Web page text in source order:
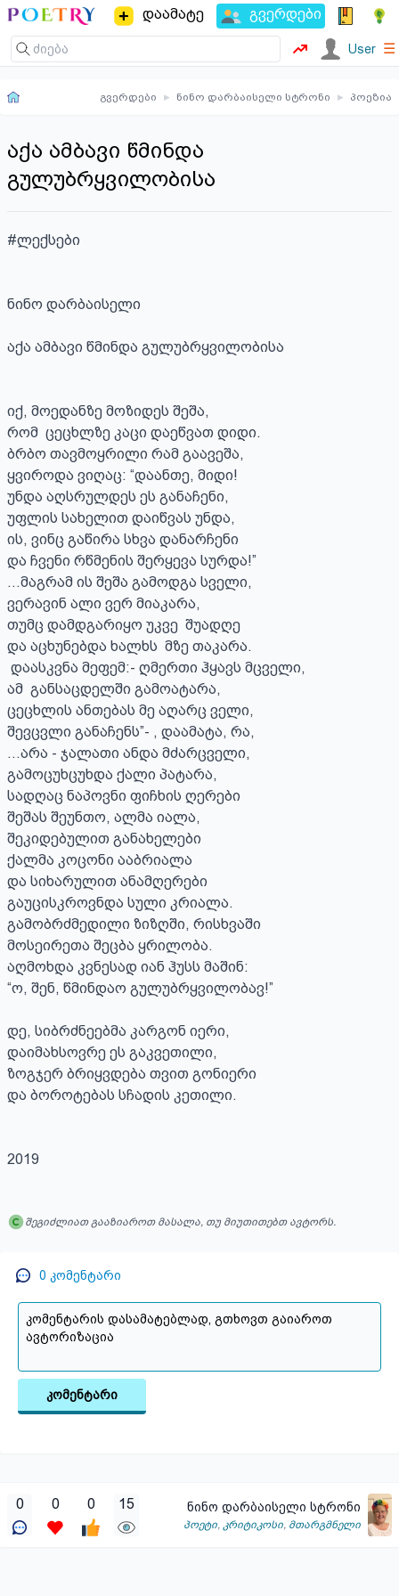
დაამატე გვერდები
User ☰
გვერდები ▸ ნინო დარბაისელი სტრონი ▸ პოეზია
აქა ამბავი წმინდა
გულუბრყვილობისა
#ლექსები
ნინო დარბაისელი
აქა ამბავი წმინდა გულუბრყვილობისა
იქ, მოედანზე მოზიდეს შეშა,
რომ  ცეცხლზე კაცი დაეწვათ დიდი.
ბრბო თავმოყრილი რამ გაავეშა,
ყვიროდა ვიღაც: “დაანთე, მიდი!
უნდა აღსრულდეს ეს განაჩენი,
უფლის სახელით დაიწვას უნდა,
ის, ვინც გაწირა სხვა დანარჩენი
და ჩვენი რწმენის შერყევა სურდა!”
...მაგრამ ის შეშა გამოდგა სველი,
ვერავინ ალი ვერ მიაკარა,
თუმც დამდგარიყო უკვე  შუადღე
და აცხუნებდა ხალხს  მზე თაკარა.
ამ  განსაცდელში გამოატარა,
ცეცხლის ანთებას მე აღარც ველი,
შევცვლი განაჩენს”- , დაამატა, რა,
...არა - ჯალათი ანდა მძარცველი,
გამოცუხცუხდა ქალი პატარა,
სადღაც ნაპოვნი ფიჩხის ღერები
შეშას შეუნთო, ალმა იალა,
შეკიდებულით განახელები
ქალმა კოცონი ააბრიალა
და სიხარულით ანამღერები
გაუცისკროვნდა სული კრიალა.
გამობრძმედილი ზიზღში, რისხვაში
მოსეირეთა შეცბა ყრილობა.
აღმოხდა კვნესად იან ჰუსს მაშინ:
“ო, შენ, წმინდაო გულუბრყვილობავ!”
დე, სიბრძნეებმა კარგონ იერი,
დაიმახსოვრე ეს გაკვეთილი,
ზოგჯერ ბრიყვდება თვით გონიერი
და ბოროტებას სჩადის კეთილი.
2019
შეგიძლიათ გააზიაროთ მასალა, თუ მიუთითებთ ავტორს.
0 კომენტარი
კომენტარი
0 0 0 15 ნინო დარბაისელი სტრონი
პოეტი, კრიტიკოსი, მთარგმნელი